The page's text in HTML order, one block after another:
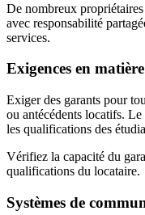
De nombreux
avec responsabilité
services.
Exigences en
Exiger des garants pour
ou antécédents locatifs.
les qualifications des
Vérifiez la capacité du
qualifications du locataire.
Systèmes de